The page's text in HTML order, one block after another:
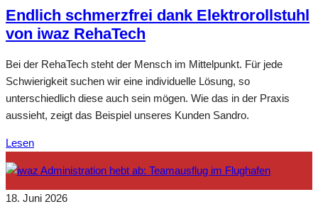
Endlich schmerzfrei dank Elektrorollstuhl
von iwaz RehaTech
Bei der RehaTech steht der Mensch im Mittelpunkt. Für jede
Schwierigkeit suchen wir eine individuelle Lösung, so
unterschiedlich diese auch sein mögen. Wie das in der Praxis
aussieht, zeigt das Beispiel unseres Kunden Sandro.
Lesen
18. Juni 2026